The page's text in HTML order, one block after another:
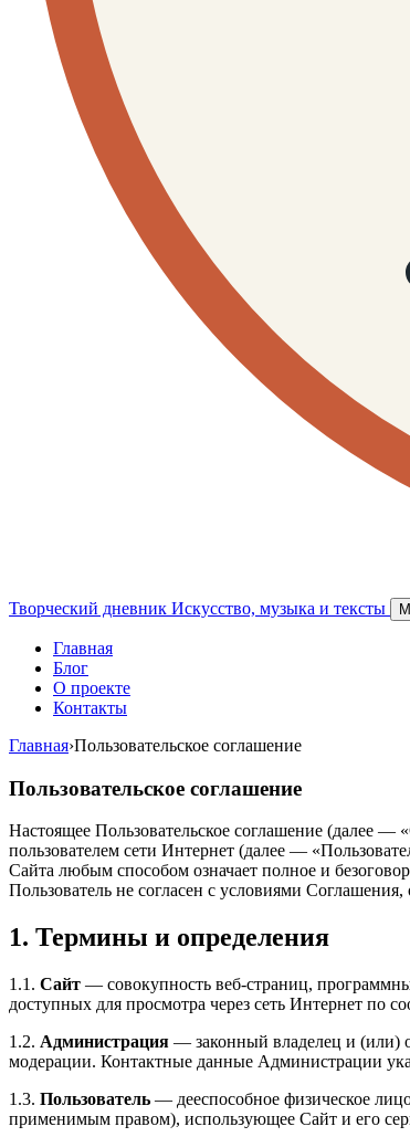
Творческий дневник Искусство, музыка и тексты
Главная
Блог
О проекте
Контакты
Главная›Пользовательское соглашение
Пользовательское соглашение
Настоящее Пользовательское соглашение (далее
пользователем сети Интернет (далее —
Сайта любым способом означает полное и
Пользователь не согласен с условиями
1. Термины и определения
1.1. Сайт — совокупность веб-страниц,
доступных для просмотра через сеть Интернет по
1.2. Администрация — законный владелец и (или)
модерации. Контактные данные Администрации
1.3. Пользователь — дееспособное физическое
применимым правом), использующее Сайт и его